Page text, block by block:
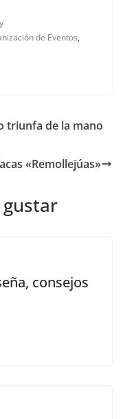
de Eventos,
triunfa de la mano
«Remollejúas»
consejos